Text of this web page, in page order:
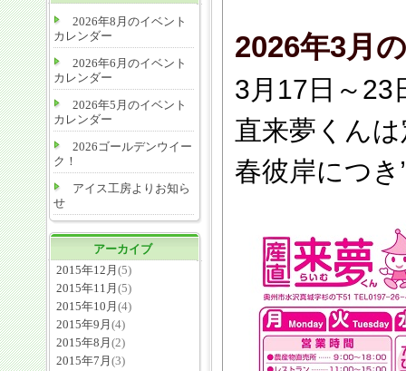
2026年8月のイベント
カレンダー
2026年6月のイベント
カレンダー
2026年5月のイベント
カレンダー
2026ゴールデンウイー
ク！
アイス工房よりお知ら
せ
アーカイブ
2015年12月 (5)
2015年11月 (5)
2015年10月 (4)
2015年9月 (4)
2015年8月 (2)
2015年7月 (3)
2026年3月
3月17日～23
直来夢くん
春彼岸につ